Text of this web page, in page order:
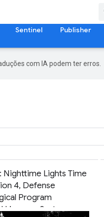
Sentinel Publisher
com IA podem ter erros.
Nighttime Lights Time
4, Defense
Program
Linescan System